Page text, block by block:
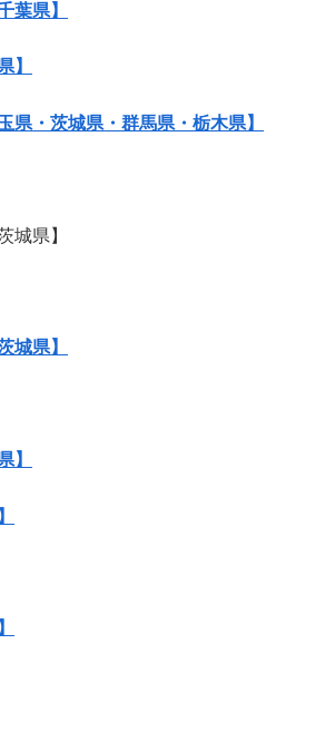
葉県】
】
県・茨城県・群馬県・栃木県】
城県】
城県】
】